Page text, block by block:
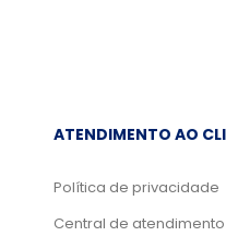
ATENDIMENTO AO
Política de privacidade
Central de atendimento